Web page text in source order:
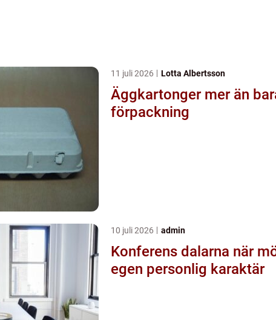
11 juli 2026 Lotta Albertsson
Äggkartonger mer än bara en
förpackning
10 juli 2026 admin
Konferens dalarna när mötet får
egen personlig karaktär